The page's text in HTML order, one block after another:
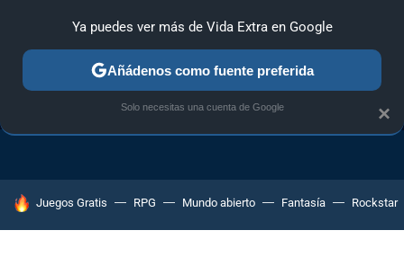
TRUCOS PC TRUCOS XBOX ONE
HOY SE HABLA DE
Juegos Gratis RPG Mundo abierto Fantasía Rockstar
×
Ya puedes ver más de Vida Extra en Google
Añádenos como fuente preferida
Solo necesitas una cuenta de Google